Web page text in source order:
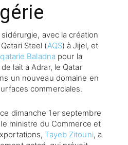
avec la création
Steel (AQS) à Jijel, et
Baladna pour la
lait à Adrar, le Qatar
un nouveau domaine en
commerciales.
dimanche 1er septembre
ministre du Commerce et
Tayeb Zitouni, a